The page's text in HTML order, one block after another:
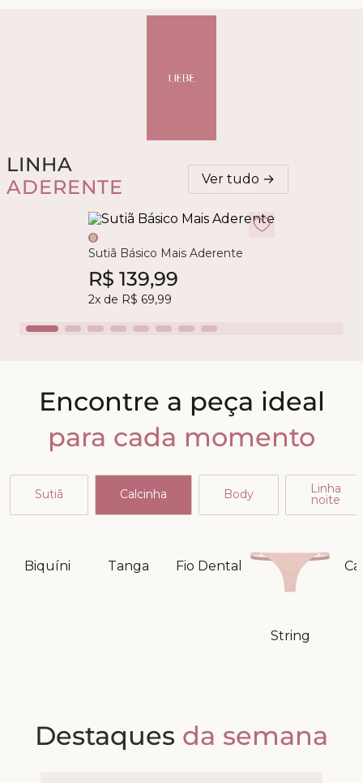
LINHA
ADERENTE
Ver tudo →
Sutiã Básico Mais Aderente
R$ 139,99
2x de R$ 69,99
Encontre a peça ideal
para cada momento
Sutiã Calcinha Body Linha
noite
Biquíni Tanga Fio Dental
String
Destaques da semana